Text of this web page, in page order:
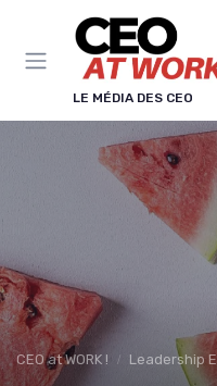
LE MÉDIA DES CEO
CEO at WORK ! Leadership
Panneau de gestion des